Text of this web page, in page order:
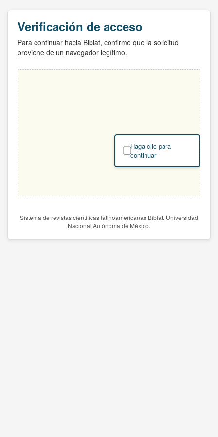
Verificación de acceso
Para continuar hacia Biblat, confirme que la solicitud
proviene de un navegador legítimo.
Haga clic para
continuar
Sistema de revistas científicas latinoamericanas Biblat. Universidad
Nacional Autónoma de México.